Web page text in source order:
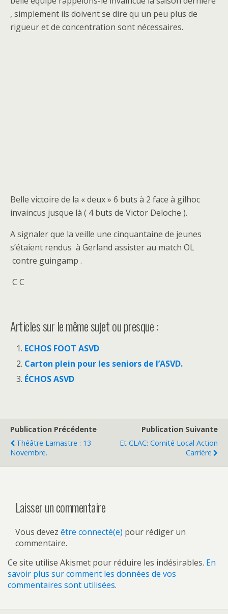
, simplement ils doivent se dire qu un peu plus de
rigueur et de concentration sont nécessaires.
Belle victoire de la « deux » 6 buts à 2 face à gilhoc
invaincus jusque là ( 4 buts de Victor Deloche ).
A signaler que la veille une cinquantaine de jeunes
s’étaient rendus à Gerland assister au match OL
contre guingamp .
C C
Articles sur le même sujet ou presque :
ECHOS FOOT ASVD
Carton plein pour les seniors de l’ASVD.
ÉCHOS ASVD
Publication Précédente
Théâtre Lamastre : 13
Novembre.
Publication Suivante
Et CLAC: Comité Local Action
Carrière
Laisser un commentaire
Vous devez être connecté(e) pour rédiger un
commentaire.
Ce site utilise Akismet pour réduire les indésirables. En
savoir plus sur comment les données de vos
commentaires sont utilisées.